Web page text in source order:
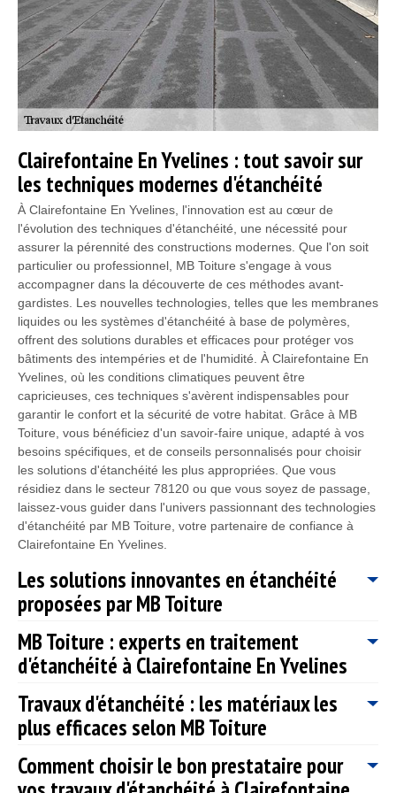
Clairefontaine En Yvelines : tout savoir sur
les techniques modernes d'étanchéité
À Clairefontaine En Yvelines, l'innovation est au cœur de
l'évolution des techniques d'étanchéité, une nécessité pour
assurer la pérennité des constructions modernes. Que l'on soit
particulier ou professionnel, MB Toiture s'engage à vous
accompagner dans la découverte de ces méthodes avant-
gardistes. Les nouvelles technologies, telles que les membranes
liquides ou les systèmes d'étanchéité à base de polymères,
offrent des solutions durables et efficaces pour protéger vos
bâtiments des intempéries et de l'humidité. À Clairefontaine En
Yvelines, où les conditions climatiques peuvent être
capricieuses, ces techniques s'avèrent indispensables pour
garantir le confort et la sécurité de votre habitat. Grâce à MB
Toiture, vous bénéficiez d'un savoir-faire unique, adapté à vos
besoins spécifiques, et de conseils personnalisés pour choisir
les solutions d'étanchéité les plus appropriées. Que vous
résidiez dans le secteur 78120 ou que vous soyez de passage,
laissez-vous guider dans l'univers passionnant des technologies
d'étanchéité par MB Toiture, votre partenaire de confiance à
Clairefontaine En Yvelines.
Les solutions innovantes en étanchéité
proposées par MB Toiture
Chez MB Toiture, située à Clairefontaine En Yvelines, 78120,
nous sommes fiers de proposer des solutions innovantes en
engagement à rester à la pointe des technologies nous permet
de développer des produits qui allient efficacité et durabilité.
Que ce soit pour des projets résidentiels, commerciaux ou
Nos experts travaillent en étroite collaboration avec nos clients
MB Toiture : experts en traitement
d'étanchéité à Clairefontaine En Yvelines
Chez MB Toiture, nous nous consacrons à fournir des solutions
d'étanchéité inégalées à Clairefontaine En Yvelines. Forts de
notre expertise et de notre passion pour notre métier, nous
comprenons l'importance d'une protection efficace contre
l'humidité et les infiltrations d'eau, facteurs souvent sous-
Travaux d'étanchéité : les matériaux les
plus efficaces selon MB Toiture
Chez MB Toiture, nous avons à cœur de garantir une étanchéité
irréprochable pour les habitants de Clairefontaine En Yvelines,
Comment choisir le bon prestataire pour